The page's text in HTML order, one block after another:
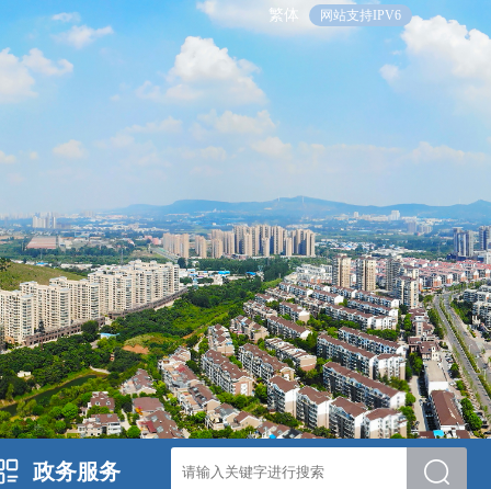
繁体 网站支持IPV6
政务服务